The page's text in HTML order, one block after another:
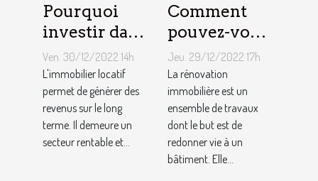
Pourquoi
investir dans
l'immobilier
?
Ven. 30/12/2022 14h
L'immobilier locatif
permet de générer des
revenus sur le long
terme. Il demeure un
secteur rentable et...
Comment
pouvez-vous
faire une
rénovation
immobilière
?
Jeu. 29/12/2022 17h
La rénovation
immobilière est un
ensemble de travaux
dont le but est de
redonner vie à un
bâtiment. Elle...